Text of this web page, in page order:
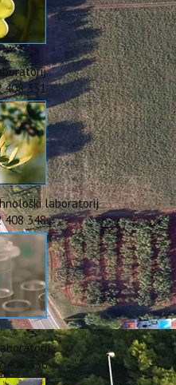
408 331
laboratorij
408 348
408 336